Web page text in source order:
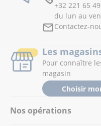
Nos opérations
+32 221 65
du lun au
Contactez-
Les
Pour connaître
magasin
Choisir